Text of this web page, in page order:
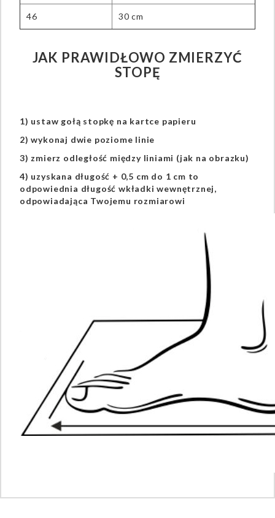
46 30 cm
JAK PRAWIDŁOWO ZMIERZYĆ
STOPĘ
1) ustaw gołą stopkę na kartce papieru
2) wykonaj dwie poziome linie
3) zmierz odległość między liniami (jak na obrazku)
4) uzyskana długość + 0,5 cm do 1 cm to
odpowiednia długość wkładki wewnętrznej,
odpowiadająca Twojemu rozmiarowi